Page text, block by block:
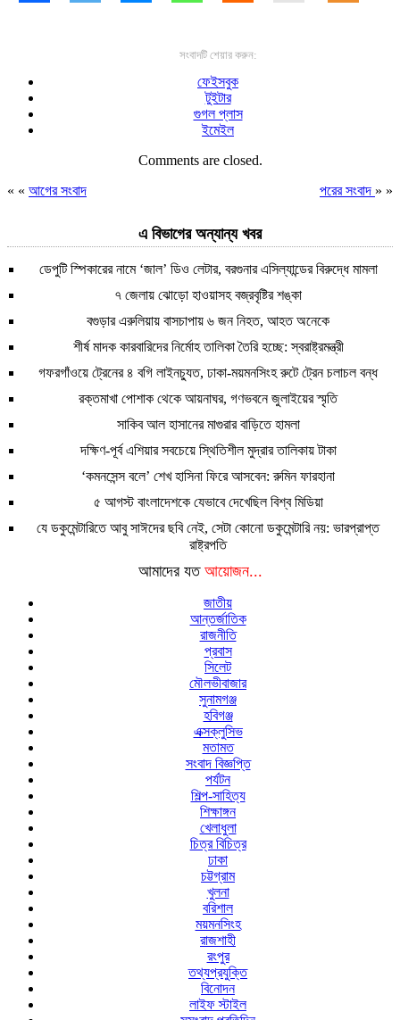
সংবাদটি শেয়ার করুন:
ফেইসবুক
টুইটার
গুগল প্লাস
ইমেইল
Comments are closed.
« « আগের সংবাদ পরের সংবাদ » »
এ বিভাগের অন্যান্য খবর
ডেপুটি স্পিকারের নামে ‘জাল’ ডিও লেটার, বরগুনার এসিল্যান্ডের বিরুদ্ধে মামলা
৭ জেলায় ঝোড়ো হাওয়াসহ বজ্রবৃষ্টির শঙ্কা
বগুড়ার এরুলিয়ায় বাসচাপায় ৬ জন নিহত, আহত অনেকে
শীর্ষ মাদক কারবারিদের নির্মোহ তালিকা তৈরি হচ্ছে: স্বরাষ্ট্রমন্ত্রী
গফরগাঁওয়ে ট্রেনের ৪ বগি লাইনচ্যুত, ঢাকা-ময়মনসিংহ রুটে ট্রেন চলাচল বন্ধ
রক্তমাখা পোশাক থেকে আয়নাঘর, গণভবনে জুলাইয়ের স্মৃতি
সাকিব আল হাসানের মাগুরার বাড়িতে হামলা
দক্ষিণ-পূর্ব এশিয়ার সবচেয়ে স্থিতিশীল মুদ্রার তালিকায় টাকা
‘কমনসেন্স বলে’ শেখ হাসিনা ফিরে আসবেন: রুমিন ফারহানা
৫ আগস্ট বাংলাদেশকে যেভাবে দেখেছিল বিশ্ব মিডিয়া
যে ডকুমেন্টারিতে আবু সাঈদের ছবি নেই, সেটা কোনো ডকুমেন্টারি নয়: ভারপ্রাপ্ত
রাষ্ট্রপতি
আমাদের যত আয়োজন...
জাতীয়
আন্তর্জাতিক
রাজনীতি
প্রবাস
সিলেট
মৌলভীবাজার
সুনামগঞ্জ
হবিগঞ্জ
এক্সক্লুসিভ
মতামত
সংবাদ বিজ্ঞপ্তি
পর্যটন
শিল্প-সাহিত্য
শিক্ষাঙ্গন
খেলাধুলা
চিত্র বিচিত্র
ঢাকা
চট্টগ্রাম
খুলনা
বরিশাল
ময়মনসিংহ
রাজশাহী
রংপুর
তথ্যপ্রযুক্তি
বিনোদন
লাইফ স্টাইল